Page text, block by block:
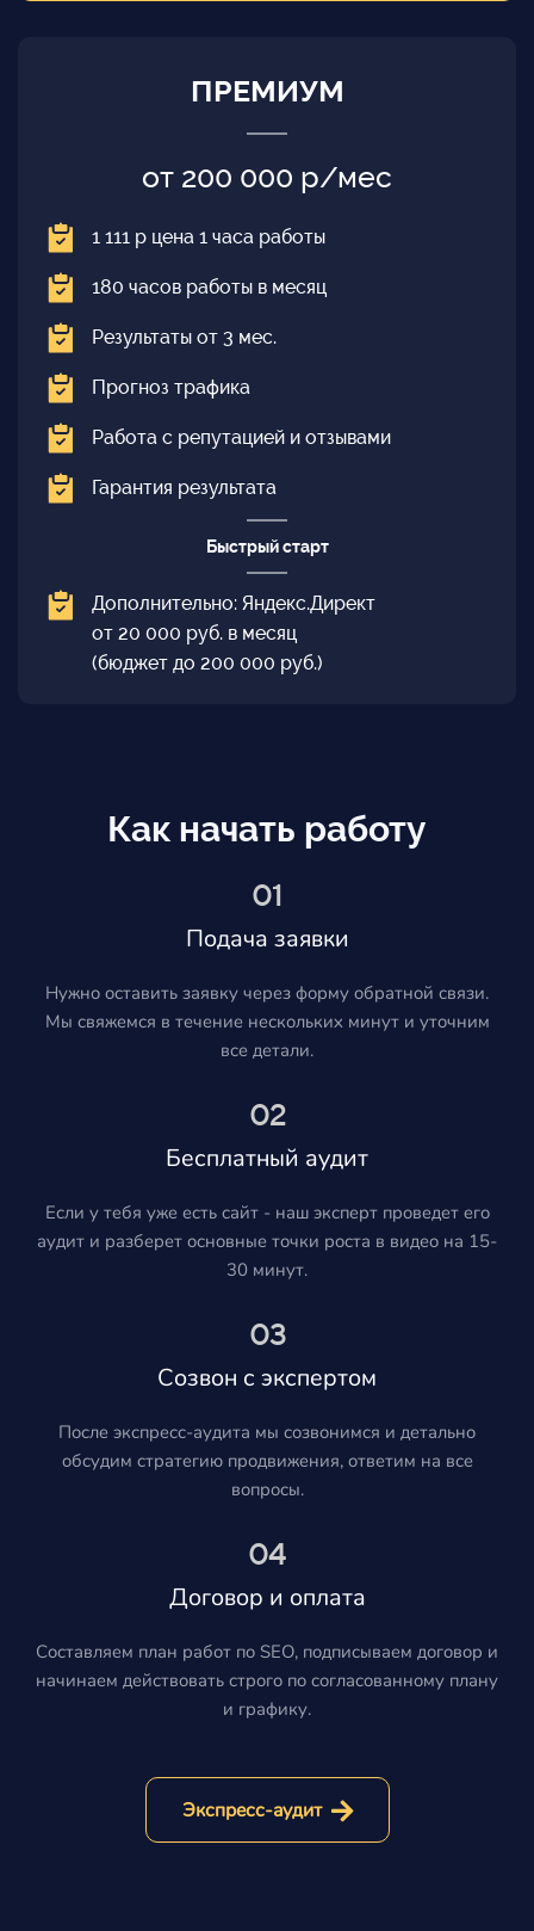
ПРЕМИУМ
от 200 000 р/мес
1 111 р цена 1 часа работы
180 часов работы в месяц
Результаты от 3 мес.
Прогноз трафика
Работа с репутацией и отзывами
Гарантия результата
Быстрый старт
Дополнительно: Яндекс.Директ
от 20 000 руб. в месяц
(бюджет до 200 000 руб.)
Как начать работу
01
Подача заявки
Нужно оставить заявку через форму обратной связи.
Мы свяжемся в течение нескольких минут и уточним
все детали.
02
Бесплатный аудит
Если у тебя уже есть сайт - наш эксперт проведет его
аудит и разберет основные точки роста в видео на 15-
30 минут.
03
Созвон с экспертом
После экспресс-аудита мы созвонимся и детально
обсудим стратегию продвижения, ответим на все
вопросы.
04
Договор и оплата
Составляем план работ по SEO, подписываем договор и
начинаем действовать строго по согласованному плану
и графику.
Экспресс-аудит